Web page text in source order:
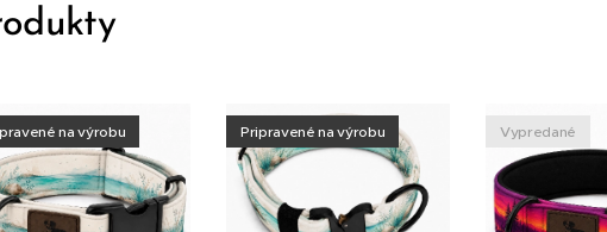
na výrobu Pripravené na výrobu Vypredané